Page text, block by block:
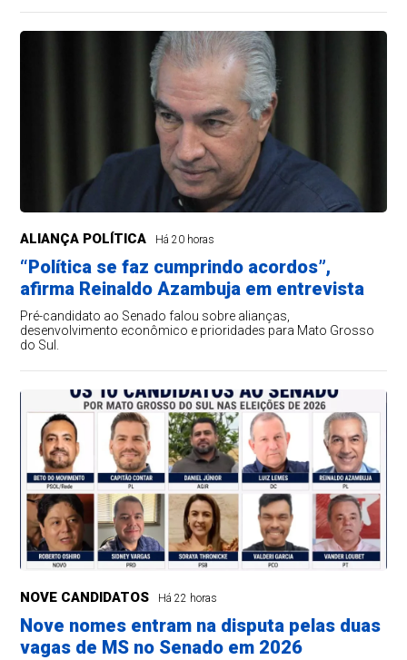
ALIANÇA POLÍTICA Há 20 horas
“Política se faz cumprindo acordos”,
afirma Reinaldo Azambuja em entrevista
Pré-candidato ao Senado falou sobre alianças,
desenvolvimento econômico e prioridades para Mato Grosso
do Sul.
NOVE CANDIDATOS Há 22 horas
Nove nomes entram na disputa pelas duas
vagas de MS no Senado em 2026